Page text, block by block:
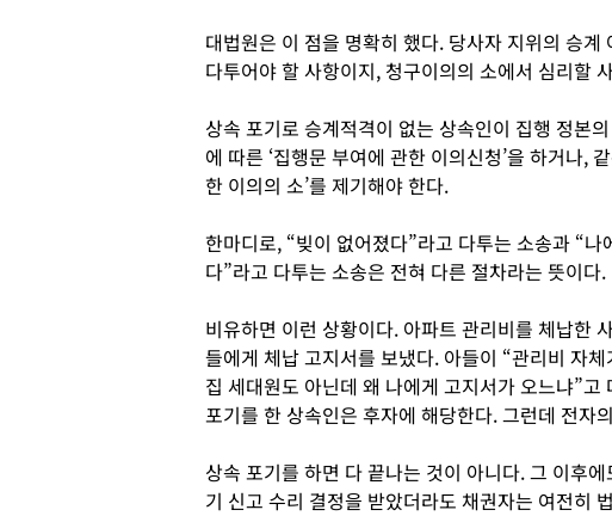
대법원은 이 점을 명확히 했다. 당사자 지위의 승
다투어야 할 사항이지, 청구이의의 소에서 심리할
상속 포기로 승계적격이 없는 상속인이 집행 정본
에 따른 ‘집행문 부여에 관한 이의신청’을 하거나,
한 이의의 소’를 제기해야 한다.
한마디로, “빚이 없어졌다”라고 다투는 소송과 “
다”라고 다투는 소송은 전혀 다른 절차라는 뜻이다.
비유하면 이런 상황이다. 아파트 관리비를 체납한
들에게 체납 고지서를 보냈다. 아들이 “관리비 자
집 세대원도 아닌데 왜 나에게 고지서가 오느냐”
포기를 한 상속인은 후자에 해당한다. 그런데 전자
상속 포기를 하면 다 끝나는 것이 아니다. 그 이후
기 신고 수리 결정을 받았더라도 채권자는 여전히